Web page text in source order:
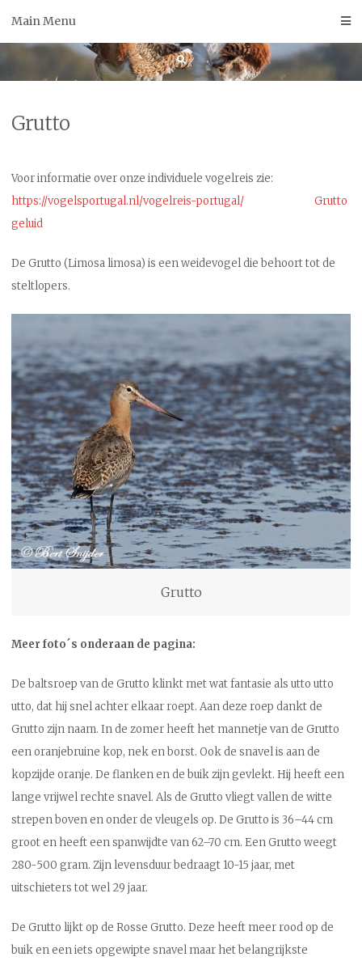
Main Menu
Grutto
Voor informatie over onze individuele vogelreis zie:
https://vogelsportugal.nl/vogelreis-portugal/
Grutto
geluid
De Grutto (Limosa limosa) is een weidevogel die behoort tot de
steltlopers.
Grutto
Meer foto´s onderaan de pagina:
De baltsroep van de Grutto klinkt met wat fantasie als utto utto
utto, dat hij snel achter elkaar roept. Aan deze roep dankt de
Grutto zijn naam. In de zomer heeft het mannetje van de Grutto
een oranjebruine kop, nek en borst. Ook de snavel is aan de
kopzijde oranje. De flanken en de buik zijn gevlekt. Hij heeft een
lange vrijwel rechte snavel. Als de Grutto vliegt vallen de witte
strepen boven en onder de vleugels op. De Grutto is 36–44 cm
groot en heeft een spanwijdte van 62–70 cm. Een Grutto weegt
280-500 gram. Zijn levensduur bedraagt 10-15 jaar, met
uitschieters tot wel 29 jaar.
De Grutto lijkt op de Rosse Grutto. Deze heeft meer rood op de
buik en een iets opgewipte snavel maar het belangrijkste